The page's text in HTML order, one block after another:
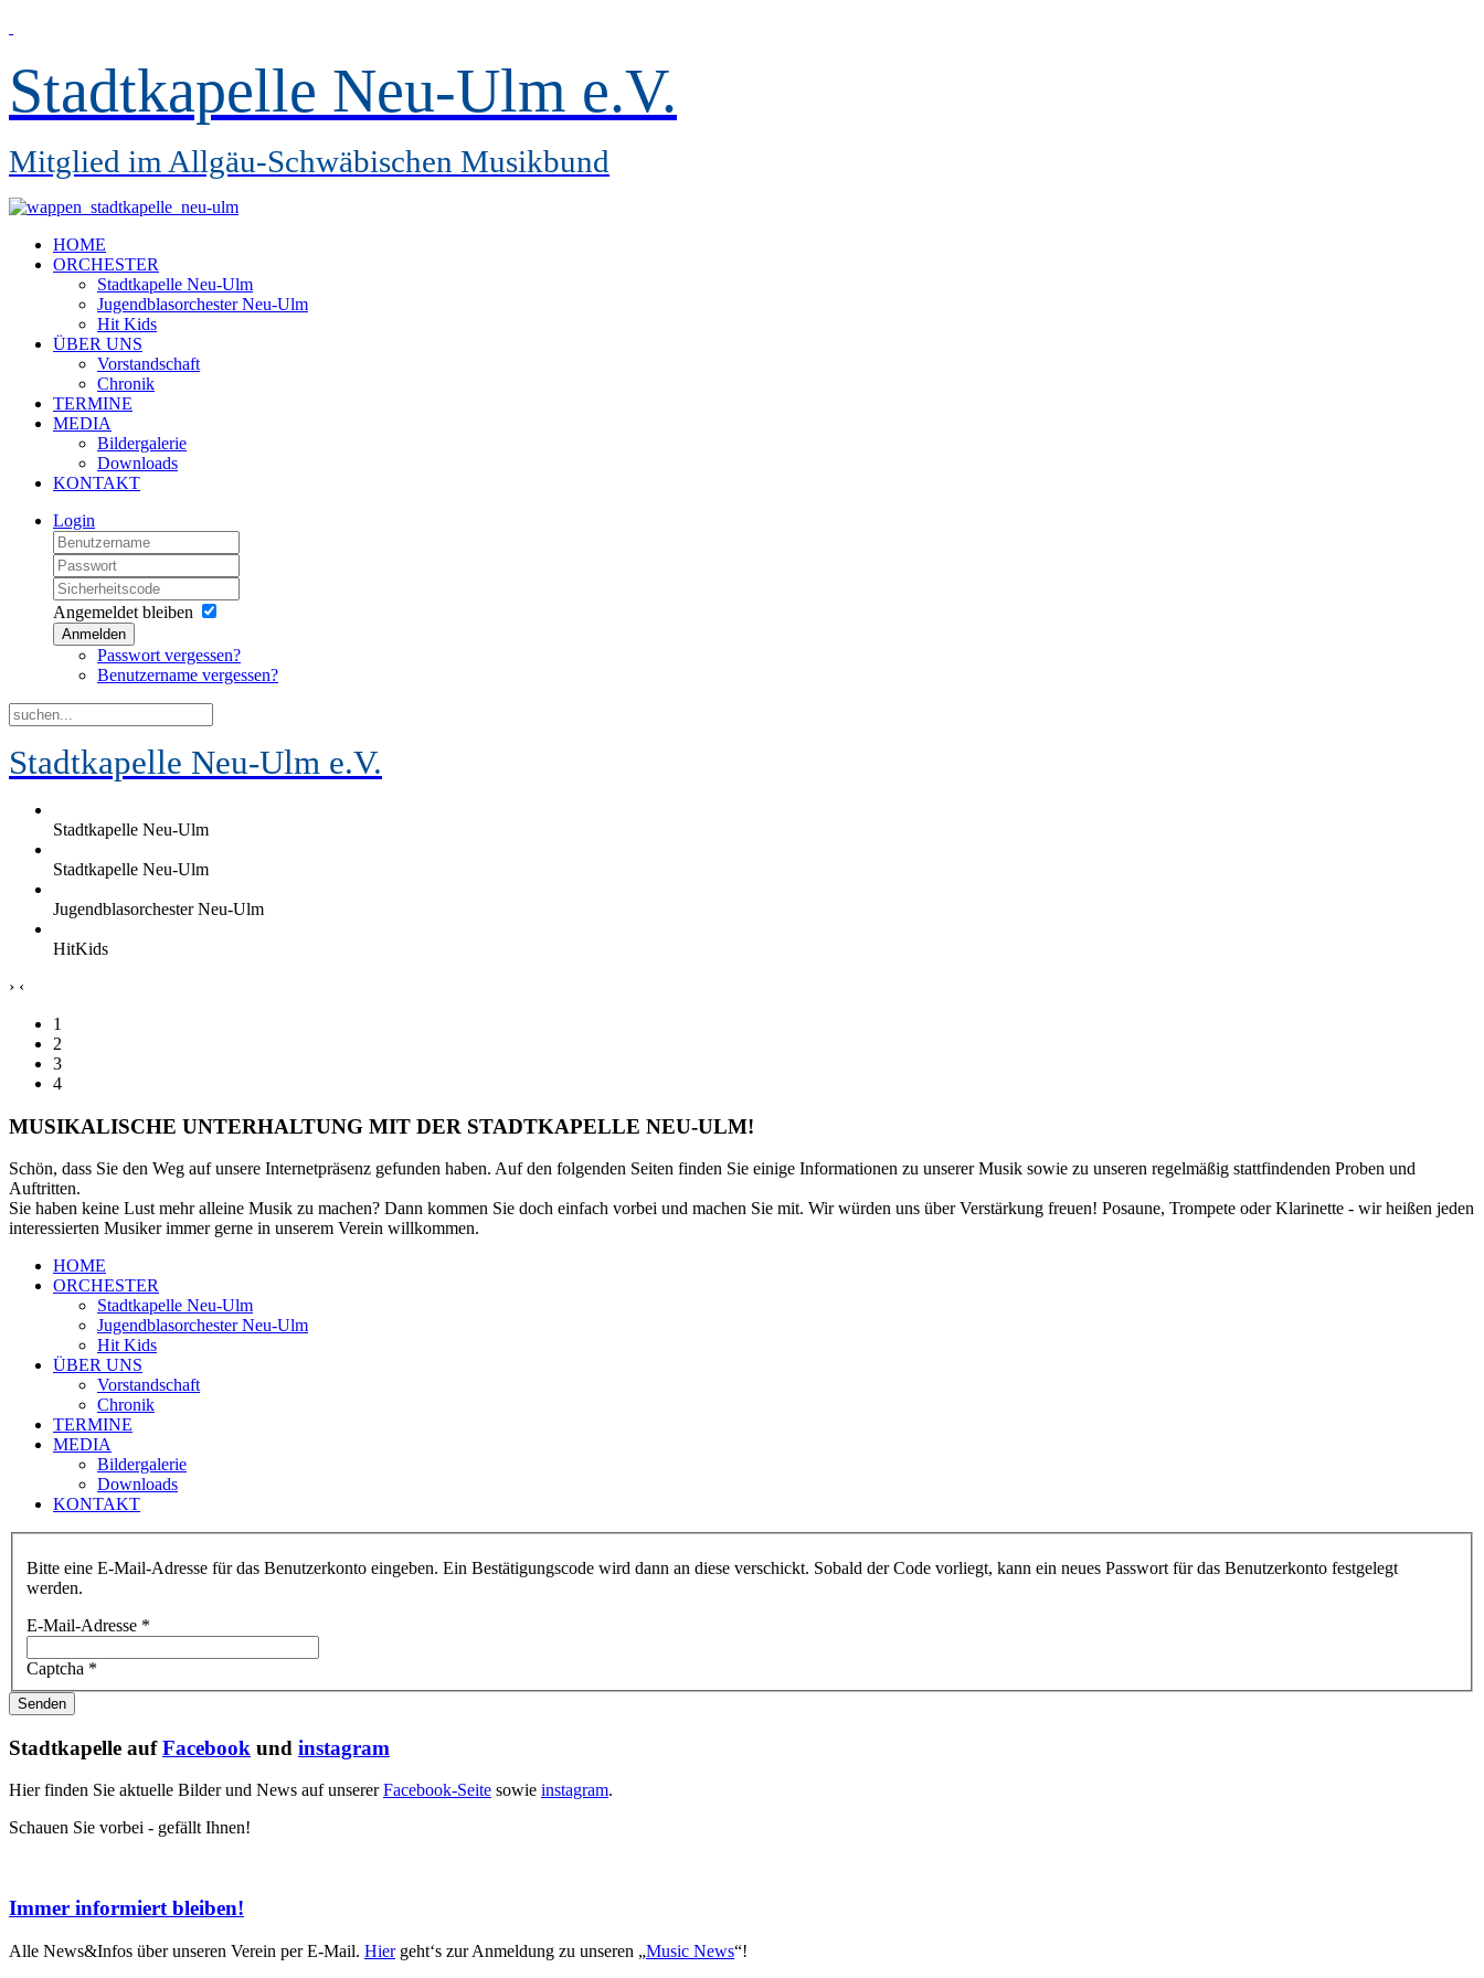
Stadtkapelle Neu-Ulm e.V.
Mitglied im Allgäu-Schwäbischen Musikbund
HOME
ORCHESTER
Stadtkapelle Neu-Ulm
Jugendblasorchester Neu-Ulm
Hit Kids
ÜBER UNS
Vorstandschaft
Chronik
TERMINE
MEDIA
Bildergalerie
Downloads
KONTAKT
Login
Angemeldet bleiben
Anmelden
Passwort vergessen?
Benutzername vergessen?
Stadtkapelle Neu-Ulm e.V.
Stadtkapelle Neu-Ulm
Stadtkapelle Neu-Ulm
Jugendblasorchester Neu-Ulm
HitKids
› ‹
1
2
3
4
MUSIKALISCHE UNTERHALTUNG MIT DER STADTKAPELLE NEU-ULM!
Schön, dass Sie den Weg auf unsere Internetpräsenz gefunden haben. Auf den folgenden Seiten finden Sie einige Informationen zu unserer Musik sowie zu unseren regelmäßig stattfindenden Proben und
Auftritten.
Sie haben keine Lust mehr alleine Musik zu machen? Dann kommen Sie doch einfach vorbei und machen Sie mit. Wir würden uns über Verstärkung freuen! Posaune, Trompete oder Klarinette - wir heißen jeden
interessierten Musiker immer gerne in unserem Verein willkommen.
HOME
ORCHESTER
Stadtkapelle Neu-Ulm
Jugendblasorchester Neu-Ulm
Hit Kids
ÜBER UNS
Vorstandschaft
Chronik
TERMINE
MEDIA
Bildergalerie
Downloads
KONTAKT
Bitte eine E-Mail-Adresse für das Benutzerkonto eingeben. Ein Bestätigungscode wird dann an diese verschickt. Sobald der Code vorliegt, kann ein neues Passwort für das Benutzerkonto festgelegt
werden.
E-Mail-Adresse *
Captcha *
Senden
Stadtkapelle aufFacebook und instagram
Hier finden Sie aktuelle Bilder und News auf unsererFacebook-Seite sowie instagram.
Schauen Sie vorbei - gefällt Ihnen!
Immer informiert bleiben!
Alle News&Infos über unseren Verein per E-Mail. Hiergeht‘s zur Anmeldung zu unseren „Music News“!